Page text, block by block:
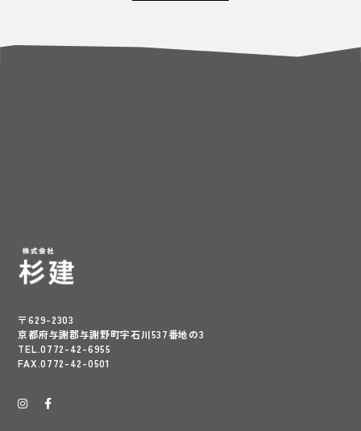
〒629-2303
京都府与謝郡与謝野町字石川537番地の3
TEL.0772-42-6955
FAX.0772-42-0501